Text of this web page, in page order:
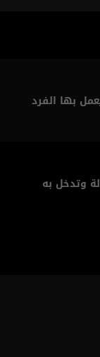
بها الفرد
وتدخل به